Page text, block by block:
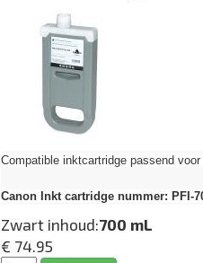
Compatible inktcartridge passend
Canon Inkt cartridge nummer: PFI-
Zwart inhoud:700 mL
€ 74.95